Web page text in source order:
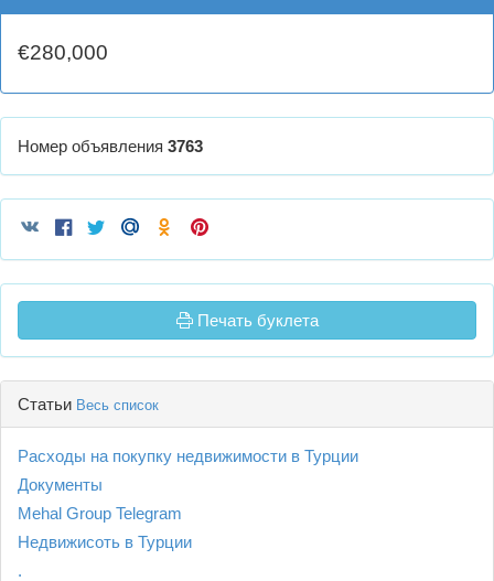
€280,000
Номер объявления 3763
Печать буклета
Статьи Весь список
Расходы на покупку недвижимости в Турции
Документы
Mehal Group Telegram
Недвижисоть в Турции
.